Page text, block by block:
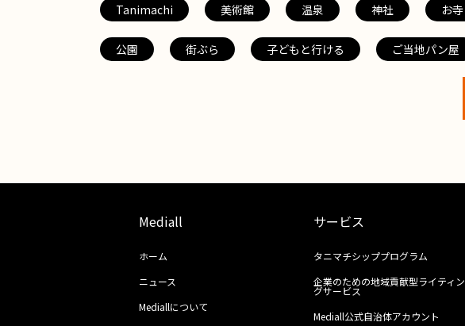
Tanimachi 美術館 温泉 神社 お寺
公園 街ぶら 子どもと行ける ご当地パン屋
Mediall
ホーム
ニュース
Mediallについて
サービス
タニマチシッププログラム
企業のための地域貢献型ライティン
グサービス
Mediall公式自治体アカウント